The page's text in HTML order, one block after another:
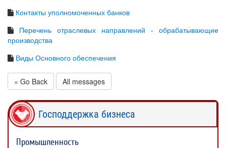
Контакты уполномоченных банков
Перечень отраслевых направлений - обрабатывающие
производства
Виды Основного обеспечения
« Go Back All messages
Господдержка бизнеса
Промышленность